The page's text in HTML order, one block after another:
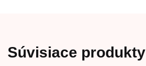
Súvisiace produkty